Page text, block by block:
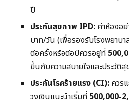
ปี
ประกันสุขภาพ IPD: ค่าห้องอ
บาท/วัน (เพื่อรองรับโรงพยาบ
ต่อครั้งหรือต่อปีควรอยู่ที่
ขึ้นกับความสบายใจและประวัติสุ
ประกันโรคร้ายแรง (CI): ควร
วงเงินแนะนำเริ่มที่ 500,000-